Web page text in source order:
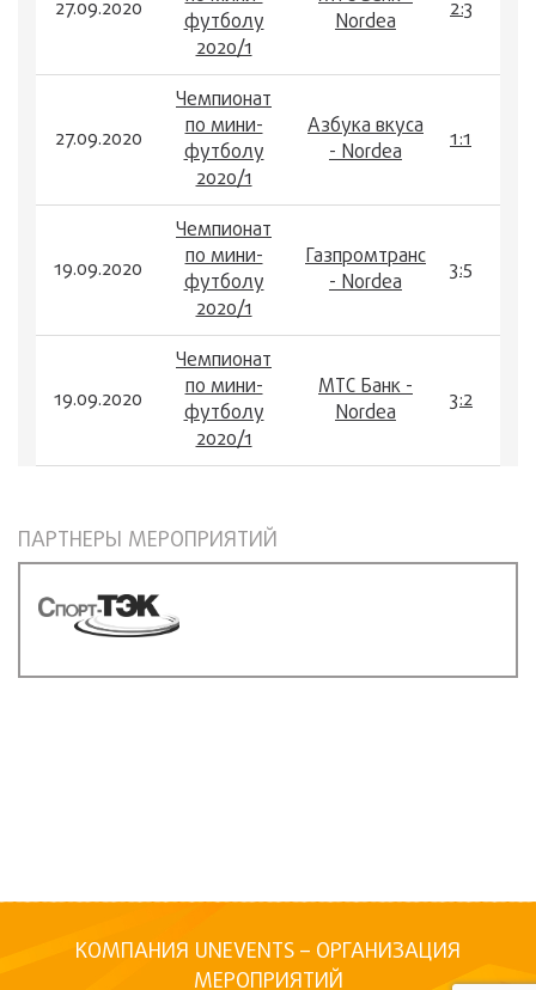
27.09.2020
футболу
2020/1
Nordea
2:3
27.09.2020
Чемпионат
по мини-
футболу
2020/1
Азбука вкуса
- Nordea
1:1
19.09.2020
Чемпионат
по мини-
футболу
2020/1
Газпромтранс
- Nordea
3:5
19.09.2020
Чемпионат
по мини-
футболу
2020/1
МТС Банк -
Nordea
3:2
ПАРТНЕРЫ МЕРОПРИЯТИЙ
КОМПАНИЯ UNEVENTS – ОРГАНИЗАЦИЯ
МЕРОПРИЯТИЙ